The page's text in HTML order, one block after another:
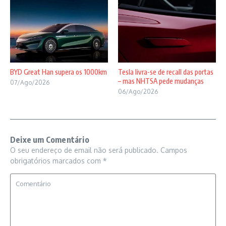
BYD Great Han supera os 1000km
07/Ago/2026
Tesla livra-se de recall das portas
– mas NHTSA pede mudanças
06/Ago/2026
Deixe um Comentário
O seu endereço de email não será publicado. Campos
obrigatórios marcados com *